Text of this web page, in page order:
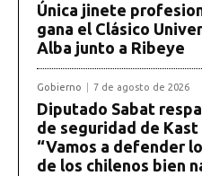
Única jinete
gana el Clásico
Alba junto a Ribeye
Gobierno 7 de agosto de 2026
Diputado Sabat
de seguridad de
“Vamos a defender
de los chilenos bien